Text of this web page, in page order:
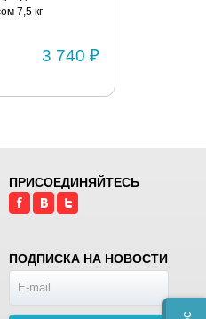
7,5 кг
3 740 ₽
ПРИСОЕДИНЯЙТЕСЬ
ПОДПИСКА НА НОВОСТИ